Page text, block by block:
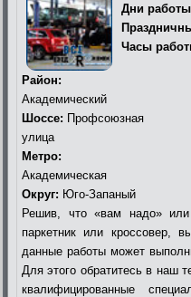
Дни
Часы
Район:
Академический
Шоссе: Профсоюзная
улица
Метро:
Академическая
Округ: Юго-Запаный
Решив, что «вам надо» или
паркетник или кроссовер,
данные работы может
Для этого обратитесь в наш
квалифицированные